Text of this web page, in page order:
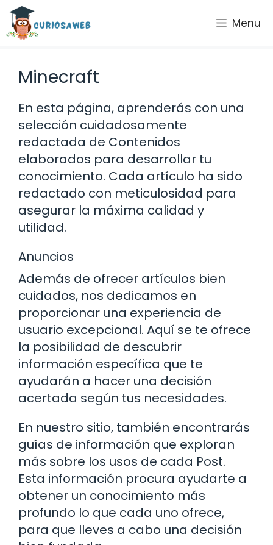
Saltar
contenido
Menu
Minecraft
En esta página, aprenderás con una
selección cuidadosamente
redactada de Contenidos
elaborados para desarrollar tu
conocimiento. Cada artículo ha sido
redactado con meticulosidad para
asegurar la máxima calidad y
utilidad.
Anuncios
Además de ofrecer artículos bien
cuidados, nos dedicamos en
proporcionar una experiencia de
usuario excepcional. Aquí se te ofrece
la posibilidad de descubrir
información específica que te
ayudarán a hacer una decisión
acertada según tus necesidades.
En nuestro sitio, también encontrarás
guías de información que exploran
más sobre los usos de cada Post.
Esta información procura ayudarte a
obtener un conocimiento más
profundo lo que cada uno ofrece,
para que lleves a cabo una decisión